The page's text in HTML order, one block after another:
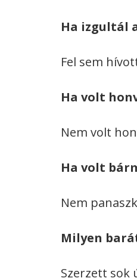
Ha izgultál
Fel sem
Ha volt
Nem volt
Ha volt
Nem
Milyen
Szerzett sok